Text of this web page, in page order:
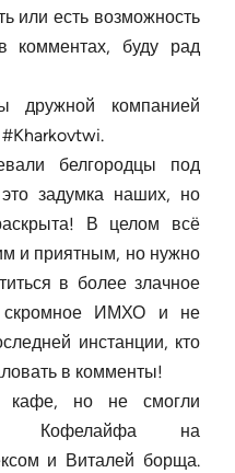
или есть возможность
комментах, буду рад
дружной компанией
белгородцы под
задумка наших, но
В целом всё
и приятным, но нужно
в более злачное
ИМХО и не
инстанции, кто
в комменты!
кафе, но не смогли
Кофелайфа на
и Виталей борща.